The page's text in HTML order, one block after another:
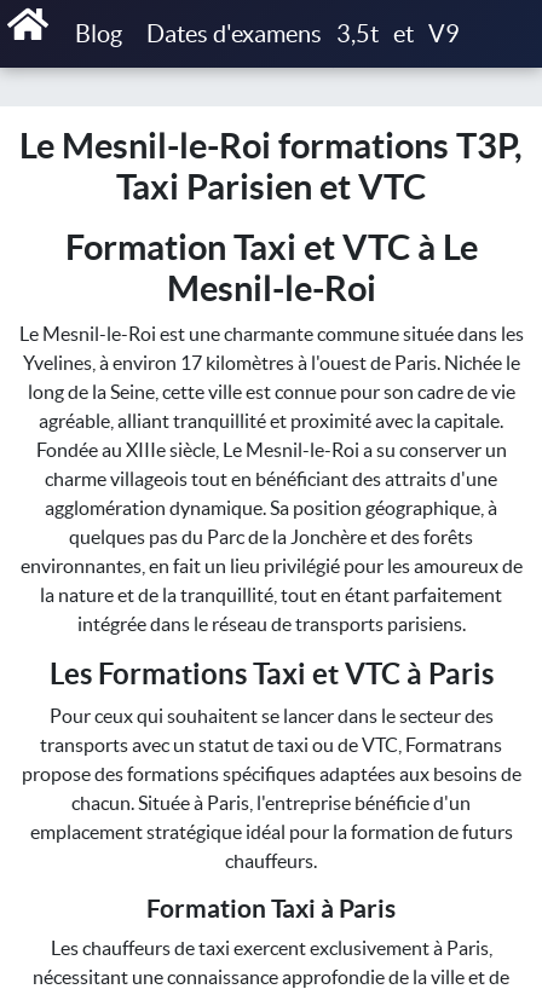
Blog Dates d'examens 3,5t et V9
Accueil
Le Mesnil-le-Roi formations T3P,
Taxi Parisien et VTC
Formation Taxi et VTC à Le
Mesnil-le-Roi
Le Mesnil-le-Roi est une charmante commune située dans les
Yvelines, à environ 17 kilomètres à l'ouest de Paris. Nichée le
long de la Seine, cette ville est connue pour son cadre de vie
agréable, alliant tranquillité et proximité avec la capitale.
Fondée au XIIIe siècle, Le Mesnil-le-Roi a su conserver un
charme villageois tout en bénéficiant des attraits d'une
agglomération dynamique. Sa position géographique, à
quelques pas du Parc de la Jonchère et des forêts
environnantes, en fait un lieu privilégié pour les amoureux de
la nature et de la tranquillité, tout en étant parfaitement
intégrée dans le réseau de transports parisiens.
Les Formations Taxi et VTC à Paris
Pour ceux qui souhaitent se lancer dans le secteur des
transports avec un statut de taxi ou de VTC, Formatrans
propose des formations spécifiques adaptées aux besoins de
chacun. Située à Paris, l'entreprise bénéficie d'un
emplacement stratégique idéal pour la formation de futurs
chauffeurs.
Formation Taxi à Paris
Les chauffeurs de taxi exercent exclusivement à Paris,
nécessitant une connaissance approfondie de la ville et de